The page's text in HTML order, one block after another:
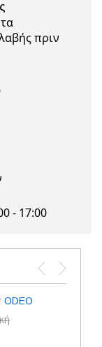
πριν
- 17:00
ODEO